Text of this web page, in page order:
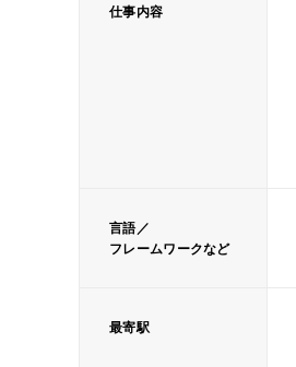
仕事内容
言語／
フレームワークなど
最寄駅